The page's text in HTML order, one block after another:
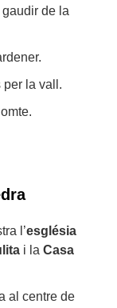
de la
per la vall.
l’església
i la Casa
al centre de